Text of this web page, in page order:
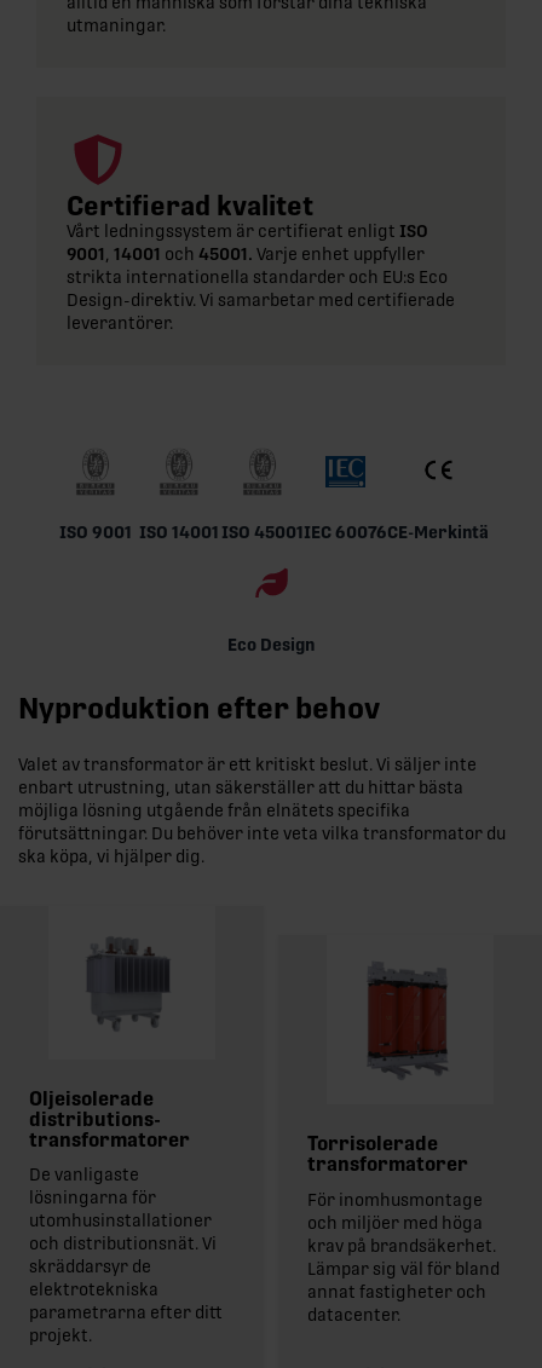
utmaningar.
Certifierad kvalitet
Vårt ledningssystem är certifierat enligt ISO
9001 ,14001 och 45001. Varje enhet uppfyller
strikta internationella standarder och EU:s Eco
Design-direktiv. Vi samarbetar med certifierade
leverantörer.
ISO 9001 ISO 14001 ISO 45001IEC 60076CE-Merkintä
Eco Design
Nyproduktion efter behov
Valet av transformator är ett kritiskt beslut. Vi säljer inte
enbart utrustning, utan säkerställer att du hittar bästa
möjliga lösning utgående från elnätets specifika
förutsättningar. Du behöver inte veta vilka transformator du
ska köpa, vi hjälper dig.
Oljeisolerade
distributions-
transformatorer
De vanligaste
lösningarna för
utomhusinstallationer
och distributionsnät. Vi
skräddarsyr de
elektrotekniska
parametrarna efter ditt
projekt.
Torrisolerade
transformatorer
För inomhusmontage
och miljöer med höga
krav på brandsäkerhet.
Lämpar sig väl för bland
annat fastigheter och
datacenter.